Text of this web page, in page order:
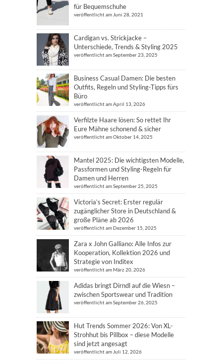
für Bequemschuhe
veröffentlicht am Juni 28, 2021
Cardigan vs. Strickjacke –
Unterschiede, Trends & Styling 2025
veröffentlicht am September 23, 2025
Business Casual Damen: Die besten
Outfits, Regeln und Styling-Tipps fürs
Büro
veröffentlicht am April 13, 2026
Verfilzte Haare lösen: So rettet Ihr
Eure Mähne schonend & sicher
veröffentlicht am Oktober 14, 2025
Mantel 2025: Die wichtigsten Modelle,
Passformen und Styling-Regeln für
Damen und Herren
veröffentlicht am September 25, 2025
Victoria’s Secret: Erster regulär
zugänglicher Store in Deutschland &
große Pläne ab 2026
veröffentlicht am Dezember 15, 2025
Zara x John Galliano: Alle Infos zur
Kooperation, Kollektion 2026 und
Strategie von Inditex
veröffentlicht am März 20, 2026
Adidas bringt Dirndl auf die Wiesn –
zwischen Sportswear und Tradition
veröffentlicht am September 26, 2025
Hut Trends Sommer 2026: Von XL-
Strohhut bis Pillbox – diese Modelle
sind jetzt angesagt
veröffentlicht am Juli 12, 2026